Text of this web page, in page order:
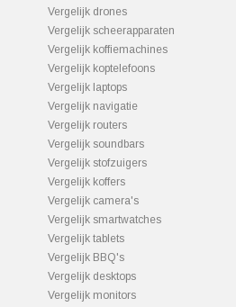
Vergelijk drones
Vergelijk scheerapparaten
Vergelijk koffiemachines
Vergelijk koptelefoons
Vergelijk laptops
Vergelijk navigatie
Vergelijk routers
Vergelijk soundbars
Vergelijk stofzuigers
Vergelijk koffers
Vergelijk camera's
Vergelijk smartwatches
Vergelijk tablets
Vergelijk BBQ's
Vergelijk desktops
Vergelijk monitors